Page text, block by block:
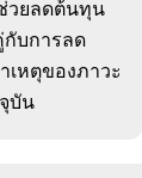
วยลดต้นทุน
กับการลด
เหตุของภาวะ
บัน